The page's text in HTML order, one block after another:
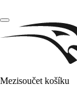
Mezisoučet košíku